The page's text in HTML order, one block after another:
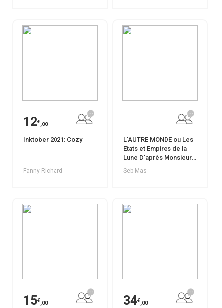
12€,00
Inktober 2021: Cozy
Fanny Richard
L'AUTRE MONDE ou Les
Etats et Empires de la
Lune D'après Monsieur
de Cyrano de Bergerac
Seb Mas
15€,00 34€,00